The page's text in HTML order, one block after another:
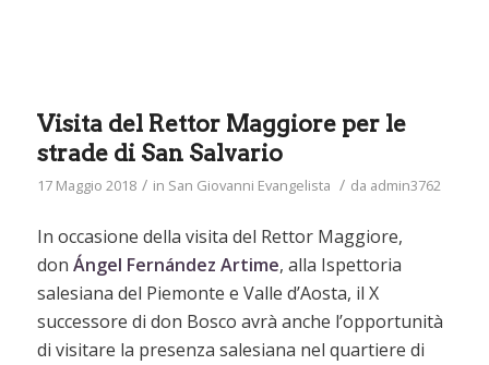
Visita del Rettor Maggiore per le
strade di San Salvario
17 Maggio 2018 / in San Giovanni Evangelista / da admin3762
In occasione della visita del Rettor Maggiore,
don Ángel Fernández Artime, alla Ispettoria
salesiana del Piemonte e Valle d’Aosta, il X
successore di don Bosco avrà anche l’opportunità
di visitare la presenza salesiana nel quartiere di